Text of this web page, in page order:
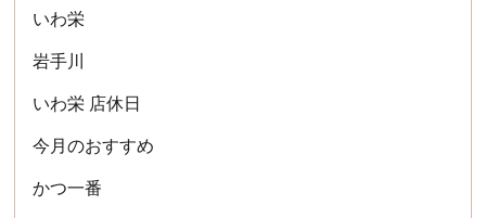
いわ栄
岩手川
いわ栄 店休日
今月のおすすめ
かつ一番